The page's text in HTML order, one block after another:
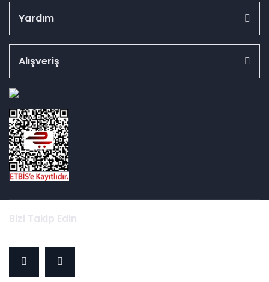
Yardım
Alışveriş
Bizi Takip Edin